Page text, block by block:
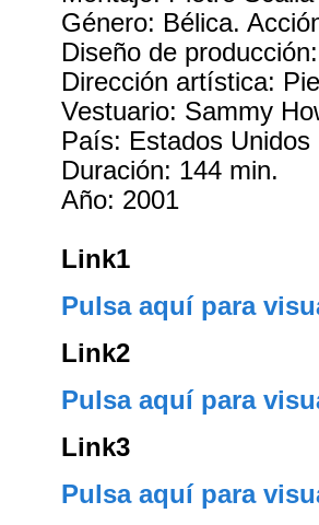
Género: Bélica.
Diseño de
Dirección artística:
Vestuario: Sammy
País: Estados Unidos
Duración: 144 min.
Año: 2001
Link1
Pulsa aquí para
Link2
Pulsa aquí para
Link3
Pulsa aquí para